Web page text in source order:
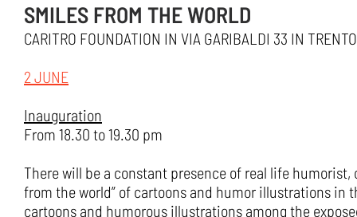
SMILES FROM THE WORLD
CARITRO FOUNDATION IN VIA GARIBALDI 33 IN TRENTO
2 JUNE
Inauguration
From 18.30 to 19.30 pm
There will be a constant presence of real life
from the world” of cartoons and humor illustrations
cartoons and humorous illustrations among the